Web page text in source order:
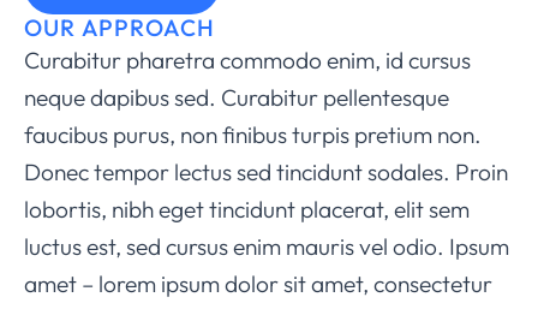
OUR APPROACH
Curabitur pharetra commodo enim, id cursus
neque dapibus sed. Curabitur pellentesque
faucibus purus, non finibus turpis pretium non.
Donec tempor lectus sed tincidunt sodales. Proin
lobortis, nibh eget tincidunt placerat, elit sem
luctus est, sed cursus enim mauris vel odio. Ipsum
amet – lorem ipsum dolor sit amet, consectetur